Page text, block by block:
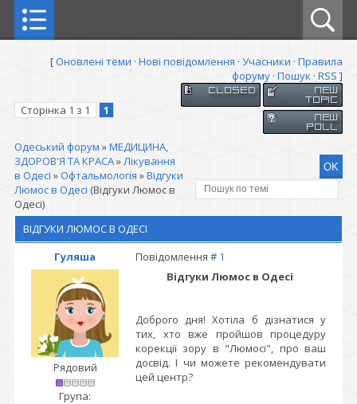
[Оновлені теми · Нові повідомлення · Учасники · Правила
форуму · Пошук · RSS ]
Сторінка 1 з 1 1
Одеський форум »МЕДИЦИНА,
ЗДОРОВ'Я ТА КРАСА»Лікування
в Одесі »Офтальмологія »Відгуки
Люмос в Одесі (Відгуки Люмос в
Одесі)
ВІДГУКИ ЛЮМОС В ОДЕСІ
Гуляша
Повідомлення # 1
Рядовий
Група:
Відгуки Люмос в Одесі
Доброго дня! Хотіла б дізнатися у
тих, хто вже пройшов процедуру
корекції зору в "Люмосі", про ваш
досвід. І чи можете рекомендувати
цей центр?